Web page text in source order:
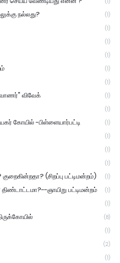
நல்லது? (1)
(1)
(1)
(1)
(1)
(1)
விவேக் (1)
(1)
கோயில் -பிள்ளையார்பட்டி (1)
(1)
(1)
(1)
குறைகின்றதா? (சிறப்பு பட்டிமன்றம்) (1)
ஞாயிறு பட்டிமன்றம் (1)
(1)
(8)
(1)
(2)
(1)